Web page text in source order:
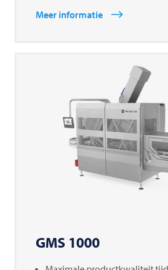
Meer informatie
GMS 1000